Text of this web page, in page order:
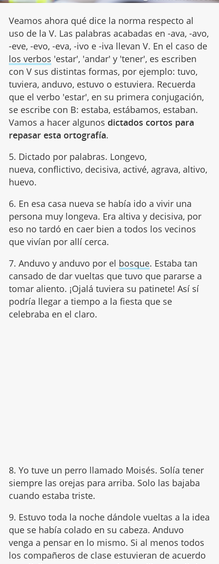
Veamos ahora qué dice la norma respecto al
uso de la V. Las palabras acabadas en -ava, -avo,
-eve, -evo, -eva, -ivo e -iva llevan V. En el caso de
los verbos 'estar', 'andar' y 'tener', es escriben
con V sus distintas formas, por ejemplo: tuvo,
tuviera, anduvo, estuvo o estuviera. Recuerda
que el verbo 'estar', en su primera conjugación,
se escribe con B: estaba, estábamos, estaban.
Vamos a hacer algunos dictados cortos para
repasar esta ortografía.
5. Dictado por palabras. Longevo,
nueva, conflictivo, decisiva, activé, agrava, altivo,
huevo.
6. En esa casa nueva se había ido a vivir una
persona muy longeva. Era altiva y decisiva, por
eso no tardó en caer bien a todos los vecinos
que vivían por allí cerca.
7. Anduvo y anduvo por el bosque. Estaba tan
cansado de dar vueltas que tuvo que pararse a
tomar aliento. ¡Ojalá tuviera su patinete! Así sí
podría llegar a tiempo a la fiesta que se
celebraba en el claro.
8. Yo tuve un perro llamado Moisés. Solía tener
siempre las orejas para arriba. Solo las bajaba
cuando estaba triste.
9. Estuvo toda la noche dándole vueltas a la idea
que se había colado en su cabeza. Anduvo
venga a pensar en lo mismo. Si al menos todos
los compañeros de clase estuvieran de acuerdo